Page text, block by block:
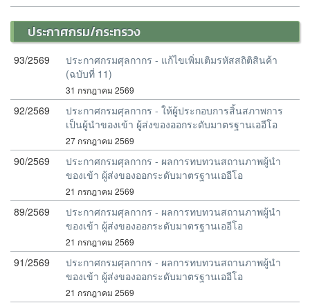
ประกาศกรม/กระทรวง
93/2569
ประกาศกรมศุลกากร - แก้ไขเพิ่มเติมรหัสสถิติสินค้า
(ฉบับที่ 11)
31 กรกฎาคม 2569
92/2569
ประกาศกรมศุลกากร - ให้ผู้ประกอบการสิ้นสภาพการ
เป็นผู้นำของเข้า ผู้ส่งของออกระดับมาตรฐานเออีโอ
27 กรกฎาคม 2569
90/2569
ประกาศกรมศุลกากร - ผลการทบทวนสถานภาพผู้นำ
ของเข้า ผู้ส่งของออกระดับมาตรฐานเออีโอ
21 กรกฎาคม 2569
89/2569
ประกาศกรมศุลกากร - ผลการทบทวนสถานภาพผู้นำ
ของเข้า ผู้ส่งของออกระดับมาตรฐานเออีโอ
21 กรกฎาคม 2569
91/2569
ประกาศกรมศุลกากร - ผลการทบทวนสถานภาพผู้นำ
ของเข้า ผู้ส่งของออกระดับมาตรฐานเออีโอ
21 กรกฎาคม 2569